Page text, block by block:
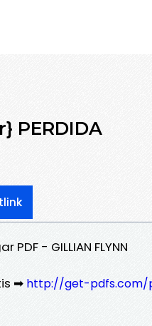
PERDIDA
PDF - GILLIAN FLYNN
➡ http://get-pdfs.com/